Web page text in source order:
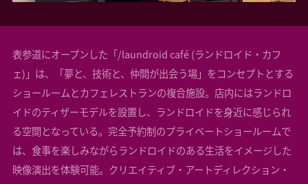
表参道にオープンした「/laundroid café (ランドロイド・カフ
ェ)」は、「夢と、技術と、仲間が出会う場」をコンセプトとする
ショールームとカフェレストランの複合施設。店内にはランドロ
イドのティザーモデルを設置し、ランドロイドを身近に感じられ
る空間となっている。完全予約制のプライベートショールームで
は、食事を楽しみながらランドロイドのある生活をイメージした
映像演出を体験可能。クリエイティブ・アートディレクション・